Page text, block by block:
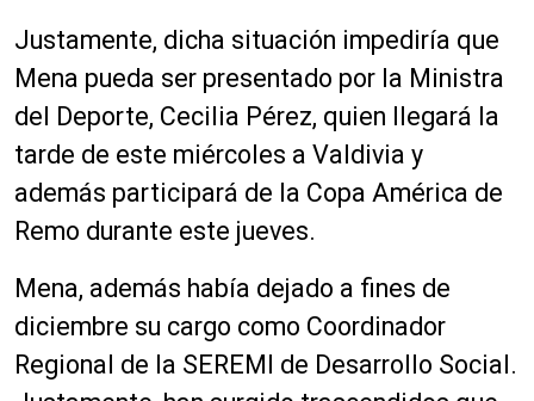
r
d
e
a
d
i
Justamente, dicha situación impediría que
Mena pueda ser presentado por la Ministra
del Deporte, Cecilia Pérez, quien llegará la
tarde de este miércoles a Valdivia y
además participará de la Copa América de
Remo durante este jueves.
Mena, además había dejado a fines de
diciembre su cargo como Coordinador
Regional de la SEREMI de Desarrollo Social.